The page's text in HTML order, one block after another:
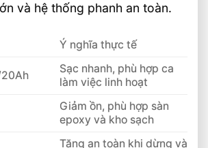
và hệ thống phanh an toàn.
Ý nghĩa thực tế
Sạc nhanh, phù hợp ca
làm việc linh hoạt
Giảm ồn, phù hợp sàn
epoxy và kho sạch
Tăng an toàn khi dừng và